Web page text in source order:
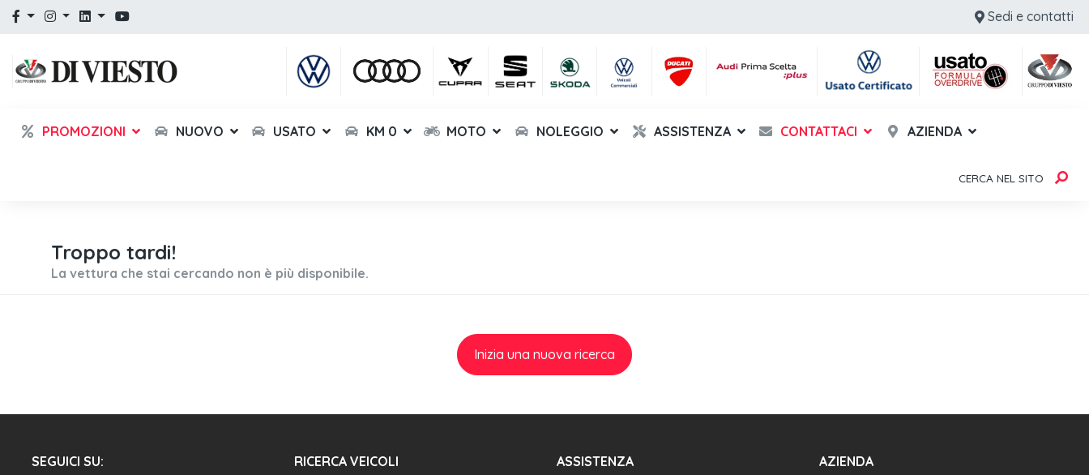
Sedi e contatti
PROMOZIONI NUOVO USATO KM 0 MOTO NOLEGGIO ASSISTENZA CONTATTACI AZIENDA
CERCA NEL SITO
Troppo tardi!
La vettura che stai cercando non è più disponibile.
Inizia una nuova ricerca
SEGUICI SU:
RICERCA VEICOLI
ASSISTENZA
AZIENDA